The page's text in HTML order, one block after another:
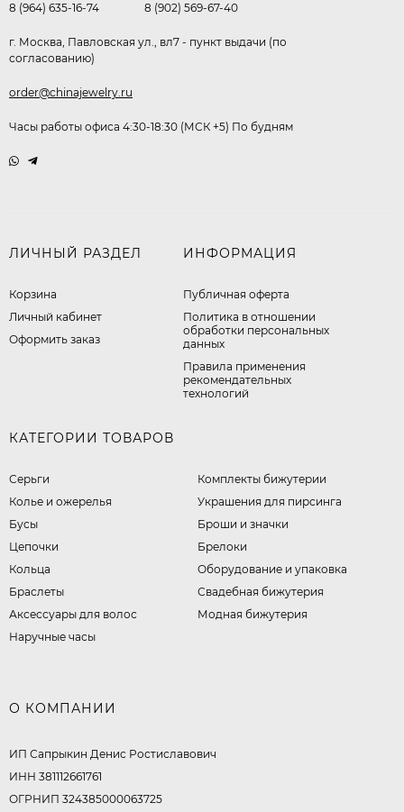
8 (964) 635-16-74 8 (902) 569-67-40
г. Москва, Павловская ул., вл7 - пункт выдачи (по
согласованию)
order@chinajewelry.ru
Часы работы офиса 4:30-18:30 (МСК +5) По будням
ЛИЧНЫЙ РАЗДЕЛ
Корзина
Личный кабинет
Оформить заказ
ИНФОРМАЦИЯ
Публичная оферта
​Политика в отношении
обработки персональных
данных
Правила применения
рекомендательных
технологий
КАТЕГОРИИ ТОВАРОВ
Серьги
Колье и ожерелья
Бусы
Цепочки
Кольца
Браслеты
Аксессуары для волос
Наручные часы
Комплекты бижутерии
Украшения для пирсинга
Броши и значки
Брелоки
Оборудование и упаковка
Свадебная бижутерия
Модная бижутерия
О КОМПАНИИ
ИП Сапрыкин Денис Ростиславович
ИНН 381112661761
ОГРНИП 324385000063725